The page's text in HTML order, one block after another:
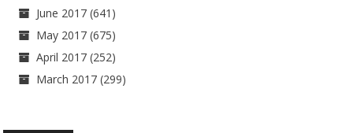
June 2017 (641)
May 2017 (675)
April 2017 (252)
March 2017 (299)